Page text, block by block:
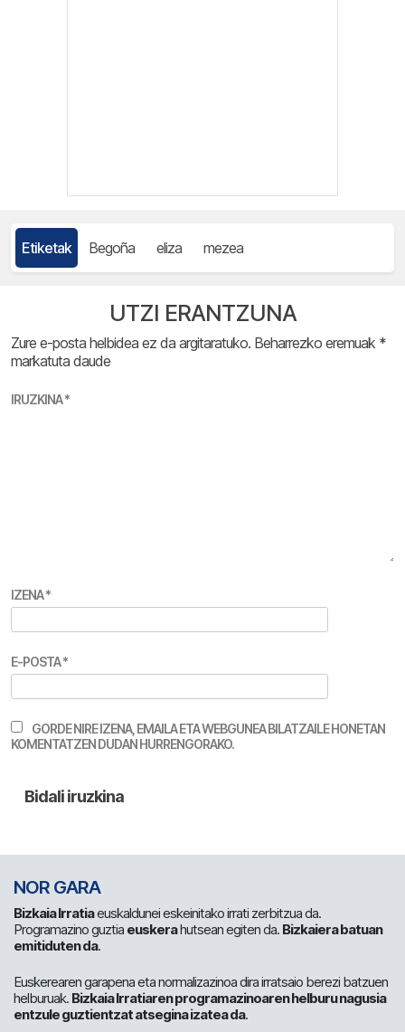
Etiketak Begoña eliza mezea
UTZI ERANTZUNA
Zure e-posta helbidea ez da argitaratuko. Beharrezko eremuak *
markatuta daude
IRUZKINA*
IZENA*
E-POSTA*
GORDE NIRE IZENA, EMAILA ETA WEBGUNEA BILATZAILE HONETAN
KOMENTATZEN DUDAN HURRENGORAKO.
NOR GARA
Bizkaia Irratiaeuskaldunei eskeinitako irrati zerbitzua da.
Programazino guztia euskerahutsean egiten da. Bizkaiera batuan
emitiduten da.
Euskerearen garapena eta normalizazinoa dira irratsaio berezi batzuen
helburuak. Bizkaia Irratiaren programazinoaren helburu nagusia
entzule guztientzat atsegina izatea da.